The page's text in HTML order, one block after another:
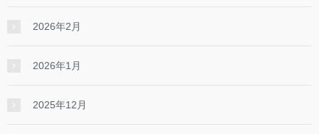
2026年2月
2026年1月
2025年12月